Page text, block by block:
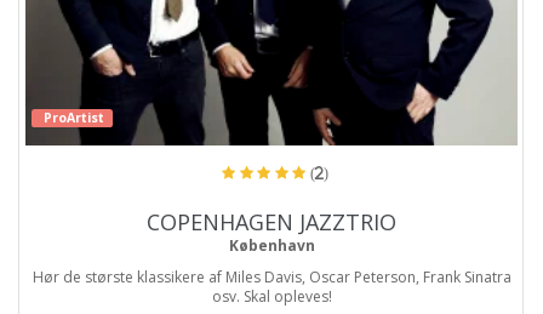
ProArtist
(2)
COPENHAGEN JAZZTRIO
København
Hør de største klassikere af Miles Davis, Oscar Peterson, Frank Sinatra
osv. Skal opleves!